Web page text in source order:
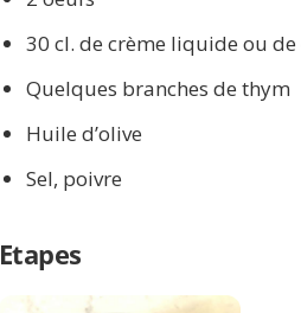
30 cl. de crème liquide ou de
Quelques branches de thym
Huile d’olive
Sel, poivre
Etapes